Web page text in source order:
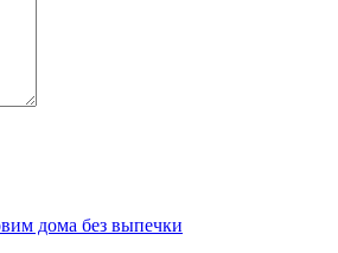
дома без выпечки